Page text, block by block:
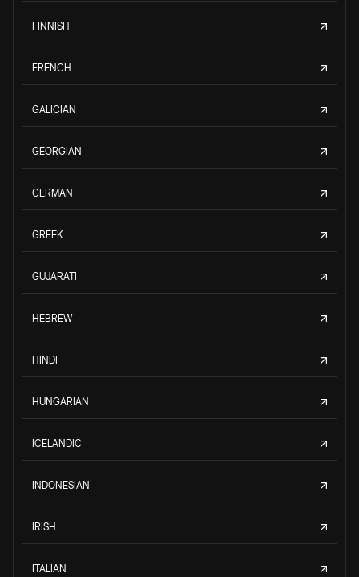
FINNISH
FRENCH
GALICIAN
GEORGIAN
GERMAN
GREEK
GUJARATI
HEBREW
HINDI
HUNGARIAN
ICELANDIC
INDONESIAN
IRISH
ITALIAN